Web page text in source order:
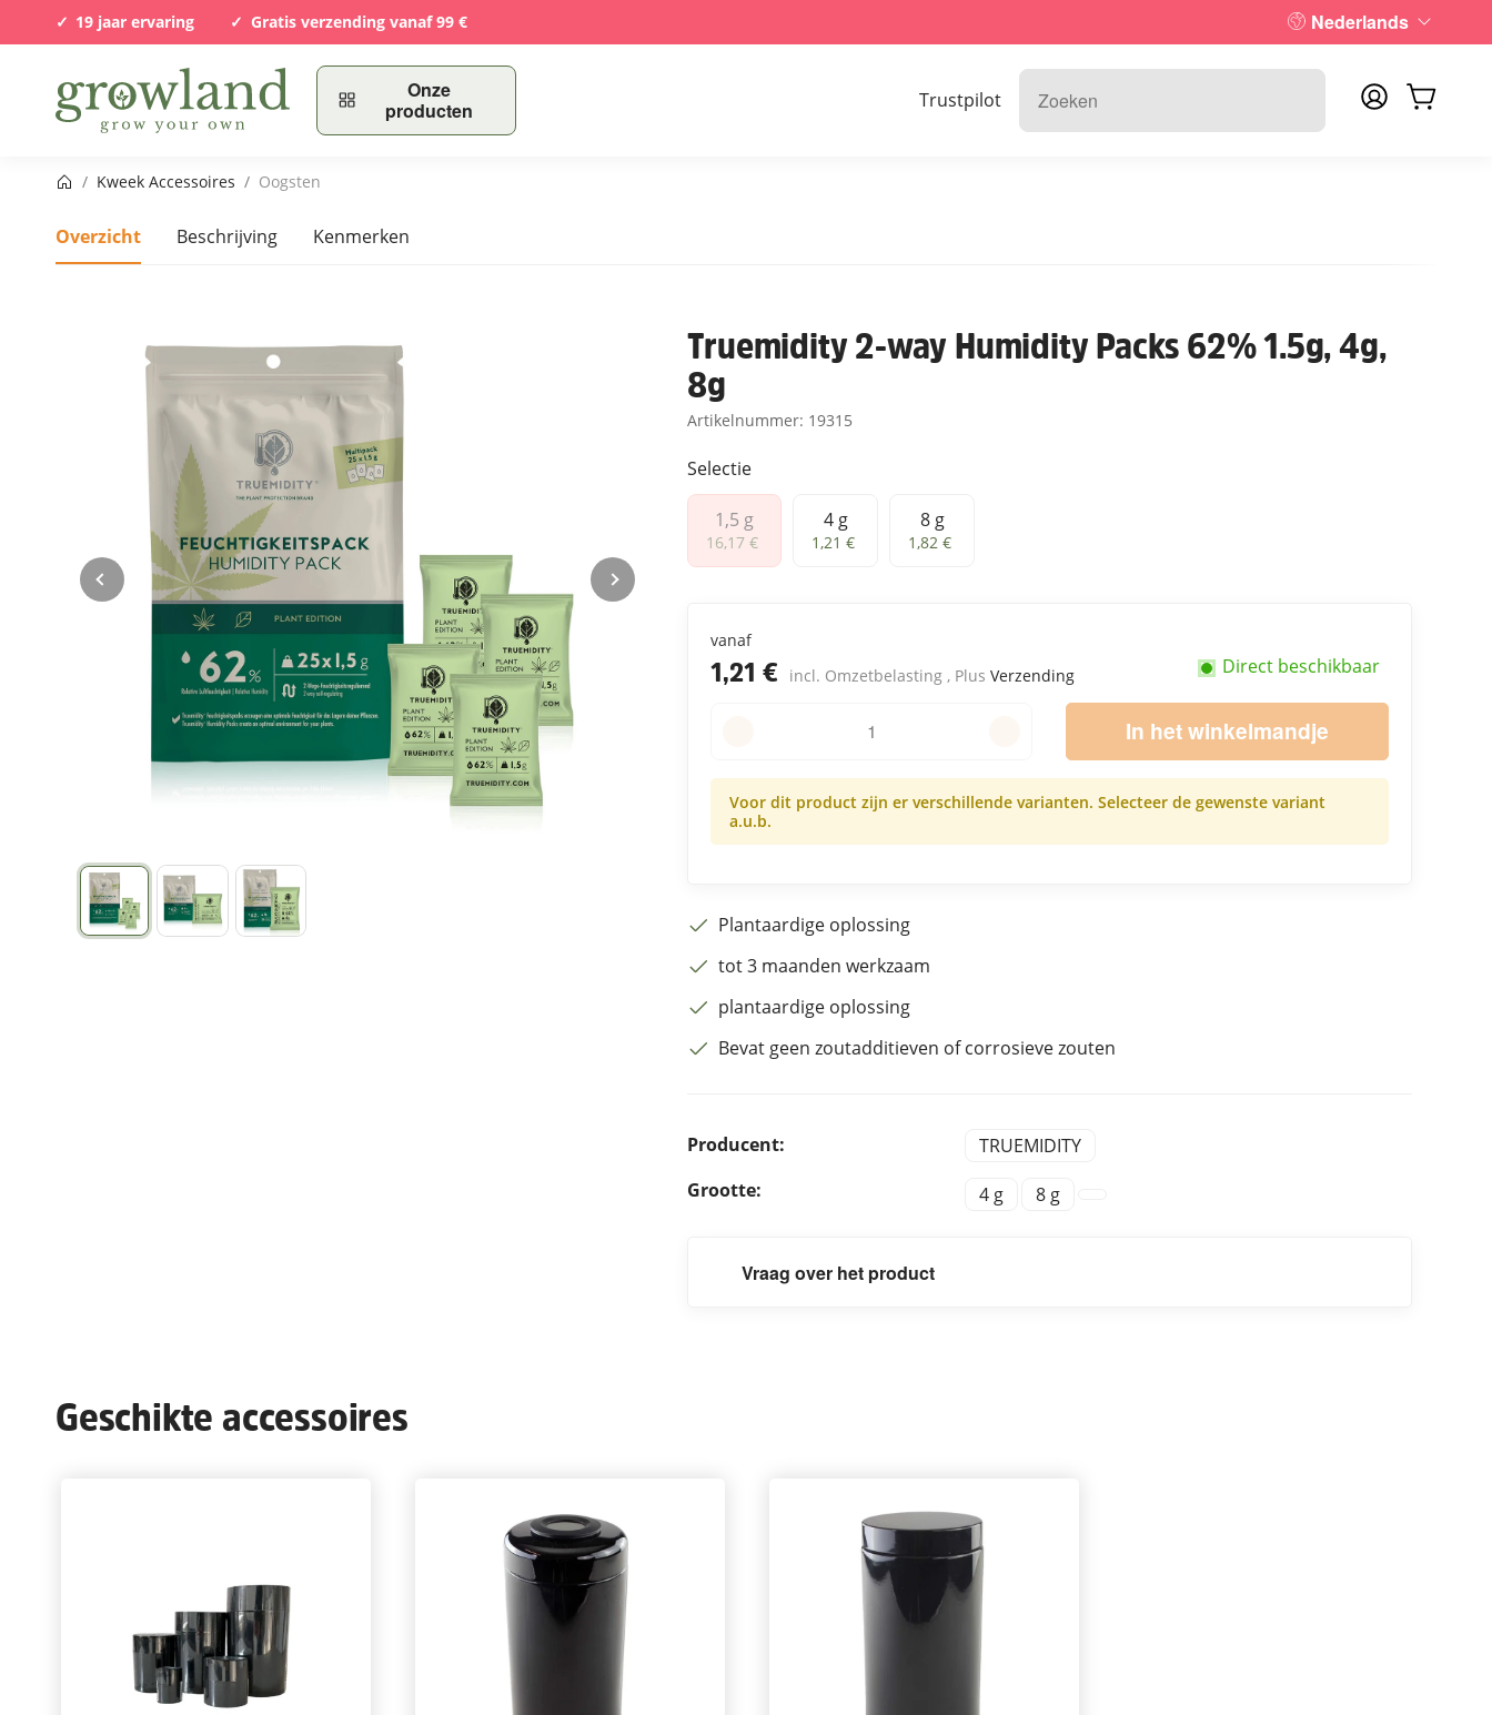
19 jaar ervaring Gratis verzending vanaf 99 € Nederlands
Onze
producten
Trustpilot
Startpagina
/ Kweek Accessoires / Oogsten
Overzicht Beschrijving Kenmerken
Truemidity 2-way Humidity Packs 62% 1.5g, 4g,
8g
Artikelnummer: 19315
Selectie
1,5 g
1,5 g
16,17 €
4 g
4 g
1,21 €
8 g
8 g
1,82 €
vanaf
1,21 € incl. Omzetbelasting , PlusVerzending Direct beschikbaar
In het winkelmandje
Voor dit product zijn er verschillende varianten. Selecteer de gewenste variant
a.u.b.
Plantaardige oplossing
tot 3 maanden werkzaam
plantaardige oplossing
Bevat geen zoutadditieven of corrosieve zouten
Producent:
TRUEMIDITY
Grootte:
4 g 8 g
Vraag over het product
Geschikte accessoires